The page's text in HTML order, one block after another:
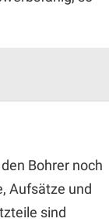
Bohrer noch
Aufsätze und
sind